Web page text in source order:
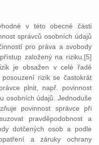
v této obecné části
správců osobních údajů
pro práva a svobody
založený na riziku.[5]
je obsažen v celé řadě
rizik se častokrát
plnit, např. povinnost
osobních údajů. Jednoduše
povinnost správce při
pravděpodobnost a
dotčených osob a podle
a záruky ochrany